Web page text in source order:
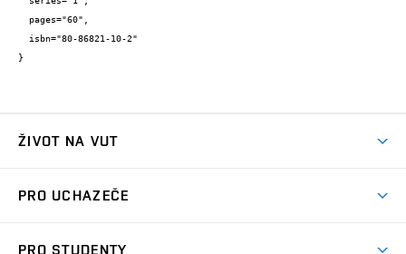
}
ŽIVOT NA VUT
Koleje
PRO UCHAZEČE
PRO STUDENTY